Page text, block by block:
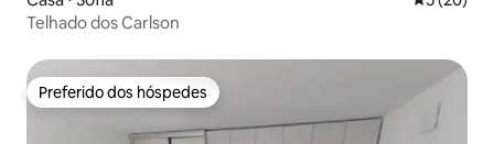
Telhado dos Carlson
Preferido dos hóspedes
Preferido dos hóspedes